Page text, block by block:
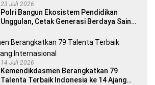
23 Juli 2026
Polri Bangun Ekosistem Pendidikan
Unggulan, Cetak Generasi Berdaya Saing
14 Juli 2026
Kemendikdasmen Berangkatkan 79
Talenta Terbaik Indonesia ke 14 Ajang